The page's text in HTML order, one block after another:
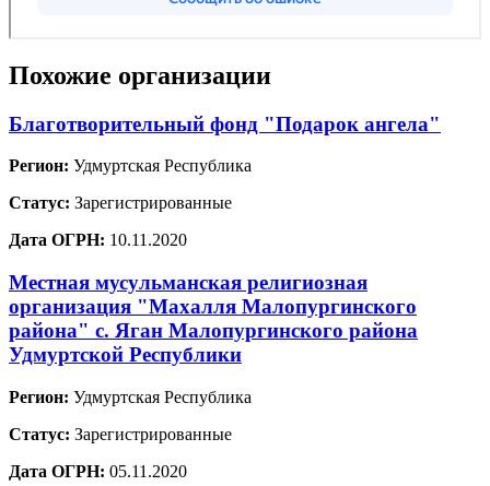
Похожие организации
Благотворительный фонд "Подарок ангела"
Регион: Удмуртская Республика
Статус: Зарегистрированные
Дата ОГРН: 10.11.2020
Местная мусульманская религиозная
организация "Махалля Малопургинского
района" с. Яган Малопургинского района
Удмуртской Республики
Регион: Удмуртская Республика
Статус: Зарегистрированные
Дата ОГРН: 05.11.2020